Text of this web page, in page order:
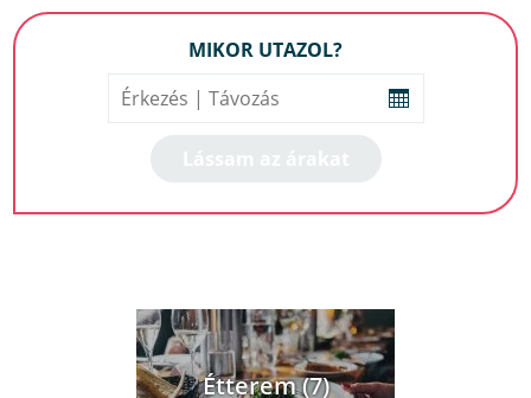
MIKOR UTAZOL?
Étterem (7)